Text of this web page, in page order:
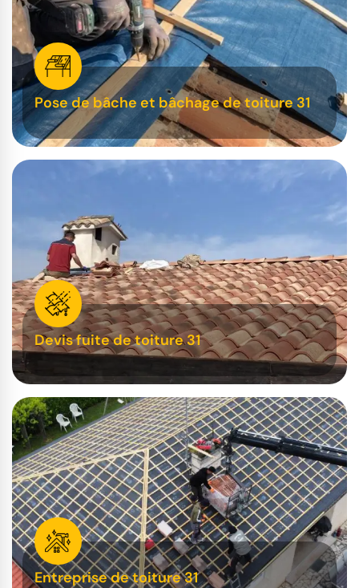
Pose de bâche et bâchage de toiture 31
Devis fuite de toiture 31
Entreprise de toiture 31